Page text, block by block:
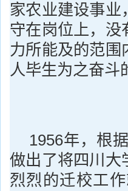
家农业建设事业
守在岗位上，没
力所能及的范围
人毕生为之奋斗
1956年，根
做出了将四川大
烈烈的迁校工